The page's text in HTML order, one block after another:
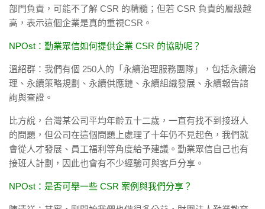
部門負責，可能不了解 CSR 的精髓；但若 CSR 負責的層級越
高，表示這個企業是真的重視CSR。
NPOst：勤業眾信如何提供企業 CSR 的協助呢？
溫紹群：我們有個 250人的「永續治理服務團隊」，包括永續治
理、永續策略規劃、永續供應鏈、永續組織發展、永續報告諮
詢與查證。
比方說，台灣某公司平均年齡五十二歲，一直有找不到接班人
的問題，但公司在這個問題上處理了十年仍不見起色，我們就
會從人才發展、員工福利等角度給予建議。勤業眾信自己也有
接班人計劃，因此也會有不少經驗可與客戶分享。
NPOst：是否可舉一些 CSR 案例與我們分享？